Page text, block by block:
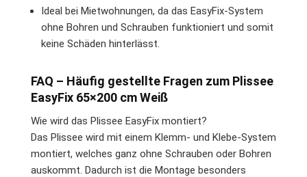
Ideal bei Mietwohnungen, da das EasyFix-System
ohne Bohren und Schrauben funktioniert und somit
keine Schäden hinterlässt.
FAQ – Häufig gestellte Fragen zum Plissee
EasyFix 65×200 cm Weiß
Wie wird das Plissee EasyFix montiert?
Das Plissee wird mit einem Klemm- und Klebe-System
montiert, welches ganz ohne Schrauben oder Bohren
auskommt. Dadurch ist die Montage besonders